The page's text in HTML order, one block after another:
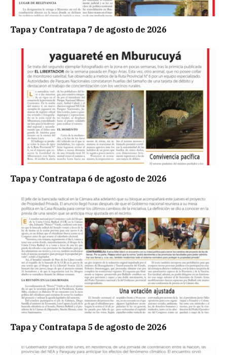
Tapa y Contratapa 7 de agosto de 2026
Tapa y Contratapa 6 de agosto de 2026
Tapa y Contratapa 5 de agosto de 2026